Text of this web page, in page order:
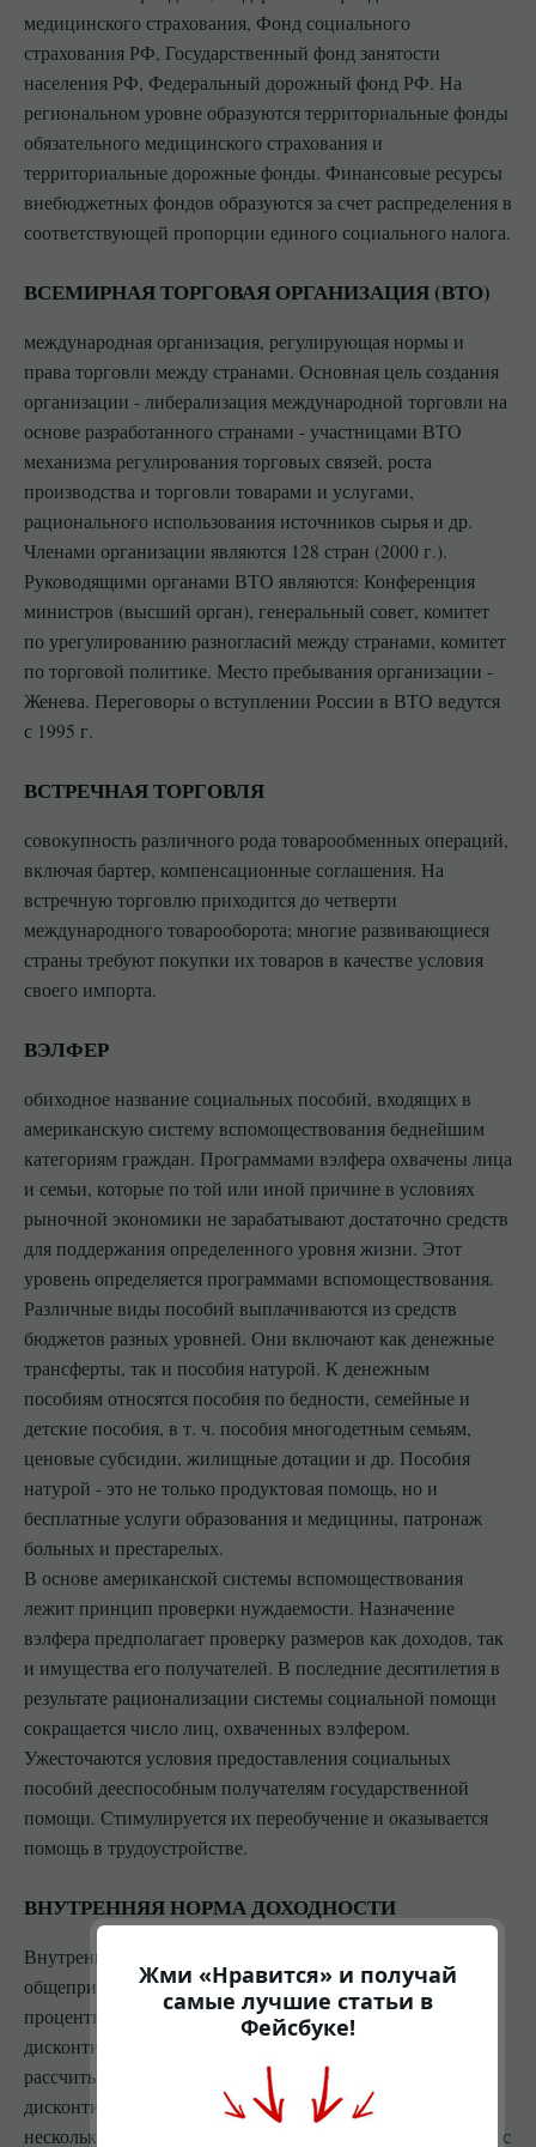
медицинского страхования, Фонд социального
страхования РФ, Государственный фонд занятости
населения РФ, Федеральный дорожный фонд РФ. На
региональном уровне образуются территориальные фонды
обязательного медицинского страхования и
территориальные дорожные фонды. Финансовые ресурсы
внебюджетных фондов образуются за счет распределения в
соответствующей пропорции единого социального налога.
ВСЕМИРНАЯ ТОРГОВАЯ ОРГАНИЗАЦИЯ (ВТО)
международная организация, регулирующая нормы и
права торговли между странами. Основная цель создания
организации - либерализация международной торговли на
основе разработанного странами - участницами ВТО
механизма регулирования торговых связей, роста
производства и торговли товарами и услугами,
рационального использования источников сырья и др.
Членами организации являются 128 стран (2000 г.).
Руководящими органами ВТО являются: Конференция
министров (высший орган), генеральный совет, комитет
по урегулированию разногласий между странами, комитет
по торговой политике. Место пребывания организации -
Женева. Переговоры о вступлении России в ВТО ведутся
с 1995 г.
ВСТРЕЧНАЯ ТОРГОВЛЯ
совокупность различного рода товарообменных операций,
включая бартер, компенсационные соглашения. На
встречную торговлю приходится до четверти
международного товарооборота; многие развивающиеся
страны требуют покупки их товаров в качестве условия
своего импорта.
ВЭЛФЕР
обиходное название социальных пособий, входящих в
американскую систему вспомоществования беднейшим
категориям граждан. Программами вэлфера охвачены лица
и семьи, которые по той или иной причине в условиях
рыночной экономики не зарабатывают достаточно средств
для поддержания определенного уровня жизни. Этот
уровень определяется программами вспомоществования.
Различные виды пособий выплачиваются из средств
бюджетов разных уровней. Они включают как денежные
трансферты, так и пособия натурой. К денежным
пособиям относятся пособия по бедности, семейные и
детские пособия, в т. ч. пособия многодетным семьям,
ценовые субсидии, жилищные дотации и др. Пособия
натурой - это не только продуктовая помощь, но и
бесплатные услуги образования и медицины, патронаж
больных и престарелых.
В основе американской системы вспомоществования
лежит принцип проверки нуждаемости. Назначение
вэлфера предполагает проверку размеров как доходов, так
и имущества его получателей. В последние десятилетия в
результате рационализации системы социальной помощи
сокращается число лиц, охваченных вэлфером.
Ужесточаются условия предоставления социальных
пособий дееспособным получателям государственной
помощи. Стимулируется их переобучение и оказывается
помощь в трудоустройстве.
ВНУТРЕННЯЯ НОРМА ДОХОДНОСТИ
Внутренняя норма доходности (internal rate of return,
общепринятое сокращение — IRR (ВНД)) — это
процентная ставка, при которой чистый
дисконтированный доход (NPV) равен 0. NPV
рассчитывается на основании потока платежей,
дисконтированного к сегодняшнему дню. При выборе из
нескольких проектов с разными ВНД, выбирается проект с
Жми «Нравится» и получай
самые лучшие статьи в
Фейсбуке!